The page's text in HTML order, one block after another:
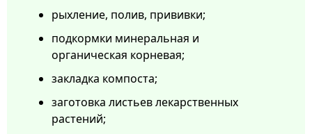
рыхление, полив, прививки;
подкормки минеральная и
органическая корневая;
закладка компоста;
заготовка листьев лекарственных
растений;